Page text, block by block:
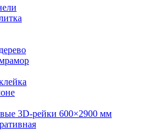
3D‑рейки 600×2900 мм